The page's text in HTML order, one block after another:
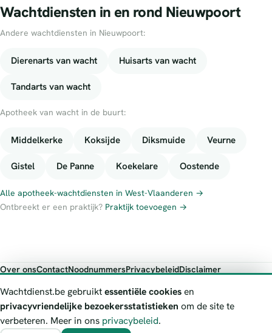
Wachtdiensten in en rond Nieuwpoort
Andere wachtdiensten in Nieuwpoort:
Dierenarts van wacht Huisarts van wacht
Tandarts van wacht
Apotheek van wacht in de buurt:
Middelkerke Koksijde Diksmuide Veurne
Gistel De Panne Koekelare Oostende
Alle apotheek-wachtdiensten in West-Vlaanderen →
Ontbreekt er een praktijk? Praktijk toevoegen →
Over onsContactNoodnummersPrivacybeleidDisclaimer
Wachtdienst.be toont publieke wachtdienst-informatie ter oriëntatie.
Bij levensgevaar bel je altijd 112. Controleer altijd de actuele
wachtregeling bij de vermelde officiële bron.
Wachtdienst.be gebruiktessentiële cookiesen
privacyvriendelijke bezoekersstatistieken om de site te
verbeteren. Meer in ons privacybeleid.